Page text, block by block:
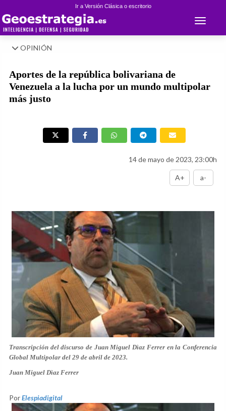
Ir a Versión Clásica o escritorio
Toggle
OPINIÓN
Aportes de la república bolivariana de
Venezuela a la lucha por un mundo multipolar
más justo
14 de mayo de 2023, 23:00h
A+ a-
Transcripción del discurso de Juan Miguel Dìaz Ferrer en la Conferencia
Global Multipolar del 29 de abril de 2023.
Juan Miguel Dìaz Ferrer
PorElespiadigital